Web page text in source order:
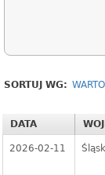
SORTUJ WG:
DATA
2026-02-11